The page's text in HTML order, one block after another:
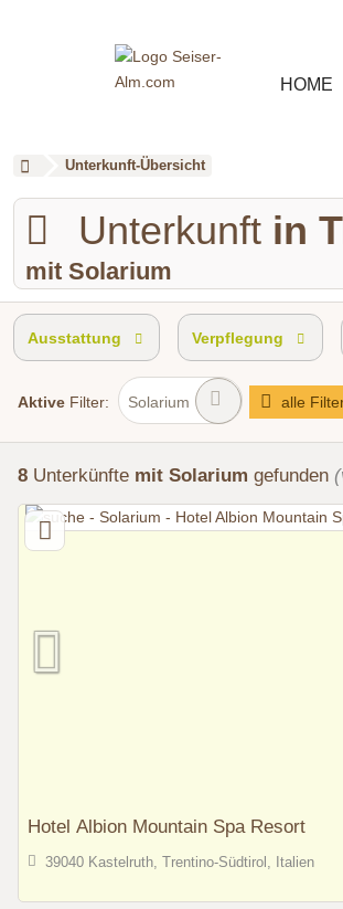
HOME
Unterkunft-Übersicht
Unterkunft in
mit Solarium
Ausstattung Verpflegung
Aktive Filter: Solarium alle
8 Unterkünfte mit Solarium gefunden
Hotel Albion Mountain Spa Resort
39040 Kastelruth, Trentino-Südtirol, Italien